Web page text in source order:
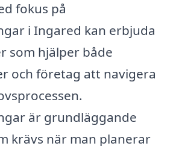
fokus på
i Ingared kan erbjuda
som hjälper både
och företag att navigera
är grundläggande
krävs när man planerar